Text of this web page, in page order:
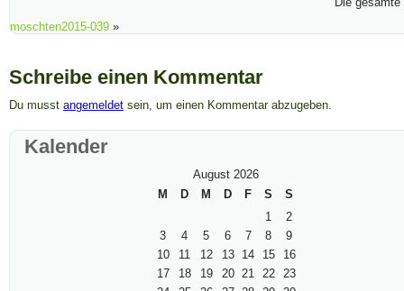
moschten2015-039 »
Schreibe einen Kommentar
Du musst angemeldet sein, um einen Kommentar abzugeben.
Kalender
August 2026
M
D M D F S
S
1
2
3
4 5 6 7 8
9
10
11 12 13 14 15
16
17
18 19 20 21 22
23